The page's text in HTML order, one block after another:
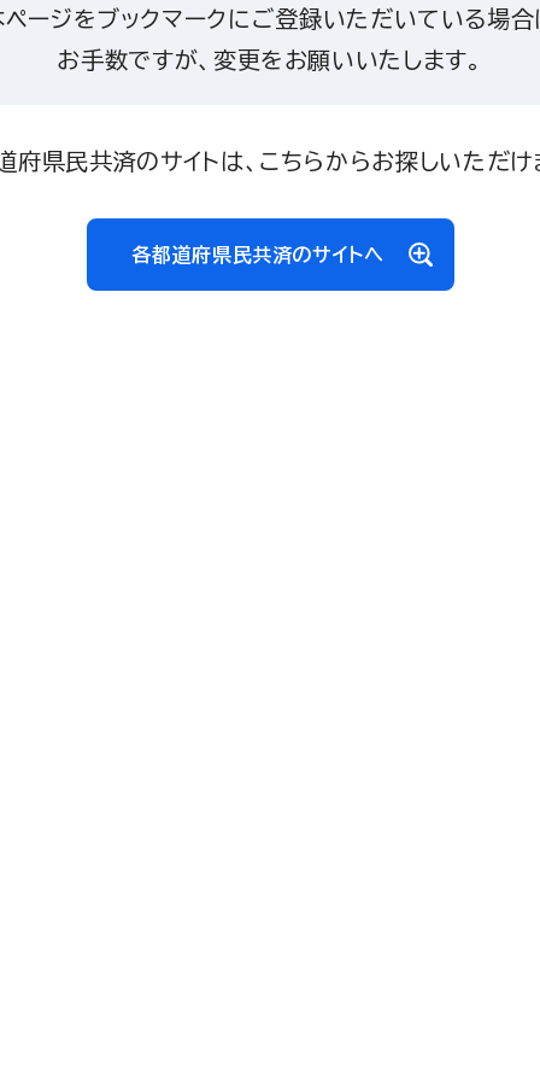
ページをブックマークにご登録いただいている場合
お手数ですが、変更をお願いいたします。
府県民共済のサイトは、こちらからお探しいただけ
各都道府県民共済のサイトへ